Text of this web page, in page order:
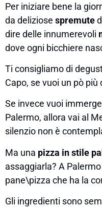
Per iniziare bene la
da deliziose spremute
dire delle innumerevoli
dove ogni bicchiere
Ti consigliamo di
Capo, se vuoi un pò
Se invece vuoi
Palermo, allora vai al
silenzio non è
Ma una pizza in stile
assaggiarla? A
pane\pizza che ha la
Gli ingredienti sono